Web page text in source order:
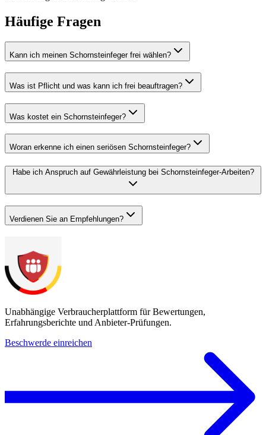
Häufige Fragen
Kann ich meinen Schornsteinfeger frei wählen?
Was ist Pflicht und was kann ich frei beauftragen?
Was kostet ein Schornsteinfeger?
Woran erkenne ich einen seriösen Schornsteinfeger?
Habe ich Anspruch auf Gewährleistung bei Schornsteinfeger-Arbeiten?
Verdienen Sie an Empfehlungen?
Unabhängige Verbraucherplattform für Bewertungen,
Erfahrungsberichte und Anbieter-Prüfungen.
Beschwerde einreichen